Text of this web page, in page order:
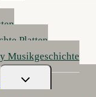
Platten
Musikgeschichte
Untermenü
Umschalten